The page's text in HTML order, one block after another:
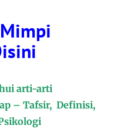
arti-arti
– Tafsir, Definisi,